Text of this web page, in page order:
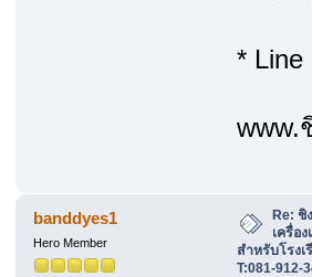
* Line
www.
banddyes1
Hero Member
Re: ชิ
เครื่อ
สำหรับโรง
T:081-912-